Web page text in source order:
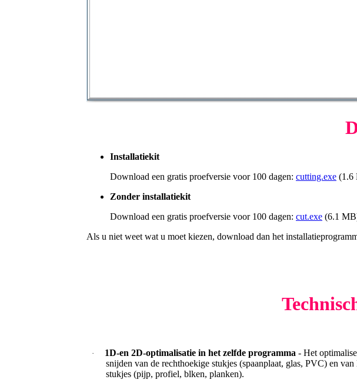
Installatiekit
Download een gratis proefversie voor 100 dagen: cutting.exe (1.6
Zonder installatiekit
Download een gratis proefversie voor 100 dagen: cut.exe (6.1
Als u niet weet wat u moet kiezen, download dan het
· 1D-en 2D-optimalisatie in het zelfde programma- Het
snijden van de rechthoekige stukjes (spaanplaat, glas, PVC) en van
stukjes (pijp, profiel, blken, planken).